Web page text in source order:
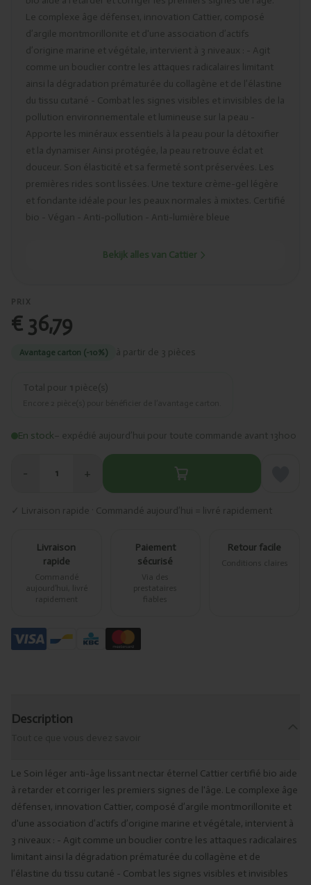
Le complexe âge défense1, innovation Cattier, composé
d’argile montmorillonite et d'une association d’actifs
d’origine marine et végétale, intervient à 3 niveaux : - Agit
comme un bouclier contre les attaques radicalaires limitant
ainsi la dégradation prématurée du collagène et de l’élastine
du tissu cutané - Combat les signes visibles et invisibles de la
pollution environnementale et lumineuse sur la peau -
Apporte les minéraux essentiels à la peau pour la détoxifier
et la dynamiser Ainsi protégée, la peau retrouve éclat et
douceur. Son élasticité et sa fermeté sont préservées. Les
premières rides sont lissées. Une texture crème-gel légère
et fondante idéale pour les peaux normales à mixtes. Certifié
bio - Végan - Anti-pollution - Anti-lumière bleue
Bekijk alles van Cattier
PRIX
€ 36,79
Avantage carton (-10%) à partir de 3 pièces
Total pour 1 pièce(s)
En stock– expédié aujourd’hui pour toute commande avant 13h00
− 1 +
✓ Livraison rapide · Commandé aujourd’hui = livré rapidement
Livraison
rapide
Commandé
aujourd’hui, livré
rapidement
Paiement
sécurisé
Via des
prestataires
fiables
Retour facile
Conditions claires
Description
Le Soin léger anti-âge lissant nectar éternel Cattier certifié bio aide
à retarder et corriger les premiers signes de l'âge. Le complexe âge
défense1, innovation Cattier, composé d’argile montmorillonite et
d'une association d’actifs d’origine marine et végétale, intervient à
3 niveaux : - Agit comme un bouclier contre les attaques radicalaires
limitant ainsi la dégradation prématurée du collagène et de
l’élastine du tissu cutané - Combat les signes visibles et invisibles